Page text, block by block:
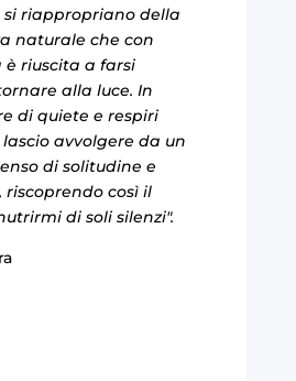
riappropriano della
naturale che con
è riuscita a farsi
alla luce. In
di quiete e respiri
avvolgere da un
di solitudine e
riscoprendo così il
di soli silenzi".